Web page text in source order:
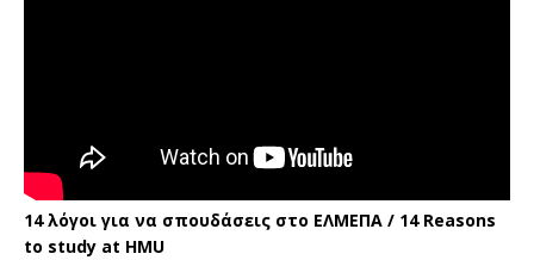
14 λόγοι για να σπουδάσεις στο ΕΛΜΕΠΑ / 14 Reasons
to study at HMU